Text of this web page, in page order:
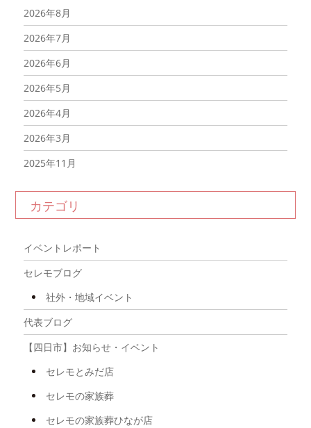
2026年8月
2026年7月
2026年6月
2026年5月
2026年4月
2026年3月
2025年11月
2025年10月
2025年9月
2025年7月
2025年5月
2025年4月
カテゴリ
イベントレポート
セレモブログ
社外・地域イベント
代表ブログ
【四日市】お知らせ・イベント
セレモとみだ店
セレモの家族葬
セレモの家族葬ひなが店